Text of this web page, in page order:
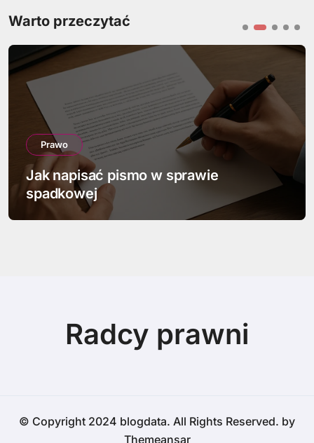
Warto przeczytać
Prawo
Jak napisać pismo w sprawie
spadkowej
Radcy prawni
© Copyright 2024 blogdata. All Rights Reserved. by
Themeansar